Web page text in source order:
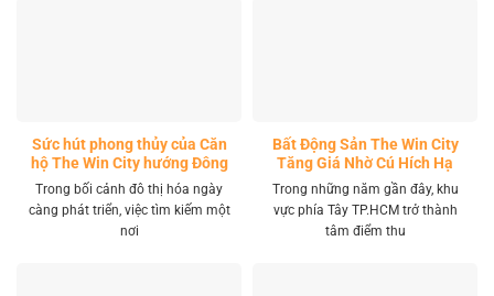
Sức hút phong thủy của Căn
hộ The Win City hướng Đông
Nam
Trong bối cảnh đô thị hóa ngày
càng phát triển, việc tìm kiếm một
nơi
Bất Động Sản The Win City
Tăng Giá Nhờ Cú Hích Hạ
Tầng
Trong những năm gần đây, khu
vực phía Tây TP.HCM trở thành
tâm điểm thu